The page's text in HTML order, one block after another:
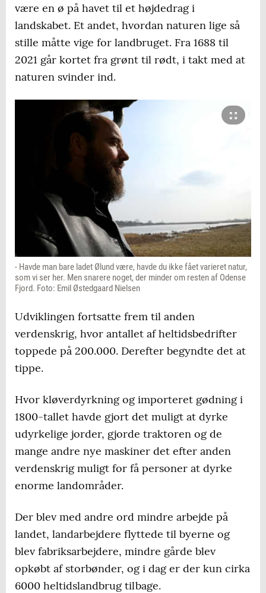
være en ø på havet til et højdedrag i
landskabet. Et andet, hvordan naturen lige så
stille måtte vige for landbruget. Fra 1688 til
2021 går kortet fra grønt til rødt, i takt med at
naturen svinder ind.
- Havde man bare ladet Ølund være, havde du ikke fået varieret natur,
som vi ser her. Men snarere noget, der minder om resten af Odense
Fjord. Foto: Emil Østedgaard Nielsen
Udviklingen fortsatte frem til anden
verdenskrig, hvor antallet af heltidsbedrifter
toppede på 200.000. Derefter begyndte det at
tippe.
Hvor kløverdyrkning og importeret gødning i
1800-tallet havde gjort det muligt at dyrke
udyrkelige jorder, gjorde traktoren og de
mange andre nye maskiner det efter anden
verdenskrig muligt for få personer at dyrke
enorme landområder.
Der blev med andre ord mindre arbejde på
landet, landarbejdere flyttede til byerne og
blev fabriksarbejdere, mindre gårde blev
opkøbt af storbønder, og i dag er der kun cirka
6000 heltidslandbrug tilbage.